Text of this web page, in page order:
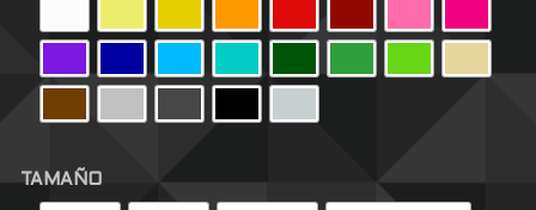
TAMAÑO